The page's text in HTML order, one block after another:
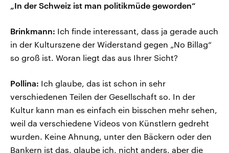
„In der Schweiz ist man politikmüde geworden“
Brinkmann: Ich finde interessant, dass ja gerade auch
in der Kulturszene der Widerstand gegen „No Billag“
so groß ist. Woran liegt das aus Ihrer Sicht?
Pollina: Ich glaube, das ist schon in sehr
verschiedenen Teilen der Gesellschaft so. In der
Kultur kann man es einfach ein bisschen mehr sehen,
weil da verschiedene Videos von Künstlern gedreht
wurden. Keine Ahnung, unter den Bäckern oder den
Bankern ist das, glaube ich, nicht anders, aber die